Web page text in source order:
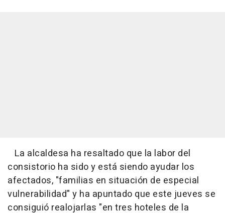
La alcaldesa ha resaltado que la labor del
consistorio ha sido y está siendo ayudar los
afectados, "familias en situación de especial
vulnerabilidad" y ha apuntado que este jueves se
consiguió realojarlas "en tres hoteles de la